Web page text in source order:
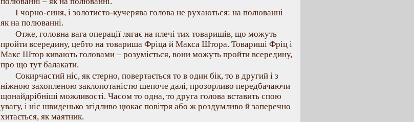
І чорно-синя, і золотисто-кучерява голова не рухаються: на полюванні –
як на полюванні.
Отже, головна вага операції лягає на плечі тих товаришів, що можуть
пройти всередину, цебто на товариша Фріца й Макса Штора. Товариші Фріц i
Макс Штор кивають головами – розуміється, вони можуть пройти всередину,
про що тут балакати.
Сокирчастий ніс, як стерно, повертається то в один бік, то в другий і з
ніжною захопленою заклопотаністю шепоче далі, прозорливо передбачаючи
щонайдрібніші можливості. Часом то одна, то друга голова вставить спою
увагу, і ніс швиденько згідливо цюкає повітря або ж роздумливо й заперечно
хитається, як маятник.